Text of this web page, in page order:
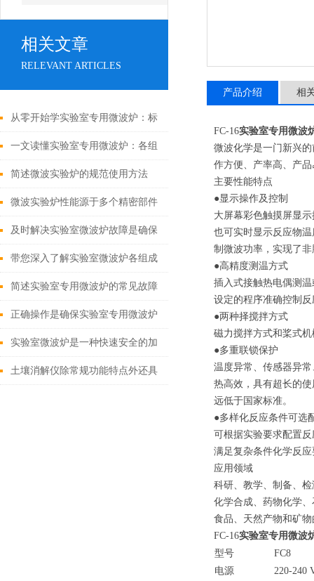
相关文章
RELEVANT ARTICLES
从零开始学实验室专用微波炉：标
准操作流程与使用要点
一文读懂实验室专用微波炉：各组
成部件的功能特点及协同工作原理
简述微波实验炉的规范使用方法
微波实验炉性能源于多个精密部件
的协同设计
及时解决实验室微波炉故障是确保
其安全使用的核心举措
带您深入了解实验室微波炉各组成
部件的功能特点
简述实验室专用微波炉的常见故障
相应解决方法
正确操作是确保实验室专用微波炉
实验结果和人员安全的关键
实验室微波炉是一种快速安全的加
热设备
土壤消解仪除常规功能特点外还具
产品介绍 相
FC-16实验室专用微波
微波化学是一门新兴
作方便、产率高、产
主要性能特点
●显示操作及控制
大屏幕彩色触摸屏显
也可实时显示反应物
制微波功率，实现了
●高精度测温方式
插入式接触热电偶测
设定的程序准确控制
●两种择搅拌方式
磁力搅拌方式和桨式
●多重联锁保护
温度异常、传感器异
热高效，具有超长的
远低于国家标准。
●多样化反应条件可选
可根据实验要求配置
满足复杂条件化学反
应用领域
科研、教学、制备、
化学合成、药物化学
食品、天然产物和矿
FC-16实验室专用微波
型号
FC8
电源
220-240